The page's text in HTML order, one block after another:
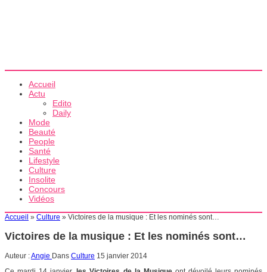
Accueil
Actu
Edito
Daily
Mode
Beauté
People
Santé
Lifestyle
Culture
Insolite
Concours
Vidéos
Accueil » Culture » Victoires de la musique : Et les nominés sont…
Victoires de la musique : Et les nominés sont…
Auteur :Angie Dans Culture 15 janvier 2014